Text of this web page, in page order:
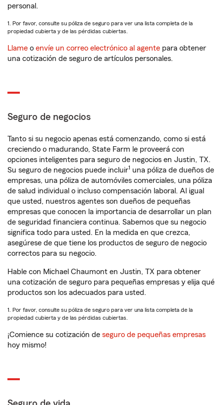
personal.
1. Por favor, consulte su póliza de seguro para ver una lista completa de la
propiedad cubierta y de las pérdidas cubiertas.
Llame o envíe un correo electrónico al agente para obtener
una cotización de seguro de artículos personales.
Seguro de negocios
Tanto si su negocio apenas está comenzando, como si está
creciendo o madurando, State Farm le proveerá con
opciones inteligentes para seguro de negocios en Justin, TX.
Su seguro de negocios puede incluir1 una póliza de dueños de
empresas, una póliza de automóviles comerciales, una póliza
de salud individual o incluso compensación laboral. Al igual
que usted, nuestros agentes son dueños de pequeñas
empresas que conocen la importancia de desarrollar un plan
de seguridad financiera continua. Sabemos que su negocio
significa todo para usted. En la medida en que crezca,
asegúrese de que tiene los productos de seguro de negocio
correctos para su negocio.
Hable con Michael Chaumont en Justin, TX para obtener
una cotización de seguro para pequeñas empresas y elija qué
productos son los adecuados para usted.
1. Por favor, consulte su póliza de seguro para ver una lista completa de la
propiedad cubierta y de las pérdidas cubiertas.
¡Comience su cotización de seguro de pequeñas empresas
hoy mismo!